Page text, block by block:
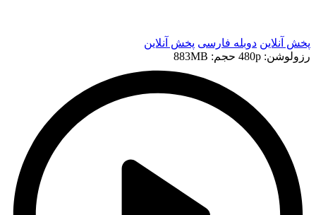
پخش آنلاین دوبله فارسی پخش آنلاین
رزولوشن: 480p
حجم: 883MB